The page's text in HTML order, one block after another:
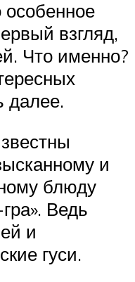
взгляд,
Что именно?
далее.
и
блюду
Ведь
и
гуси.